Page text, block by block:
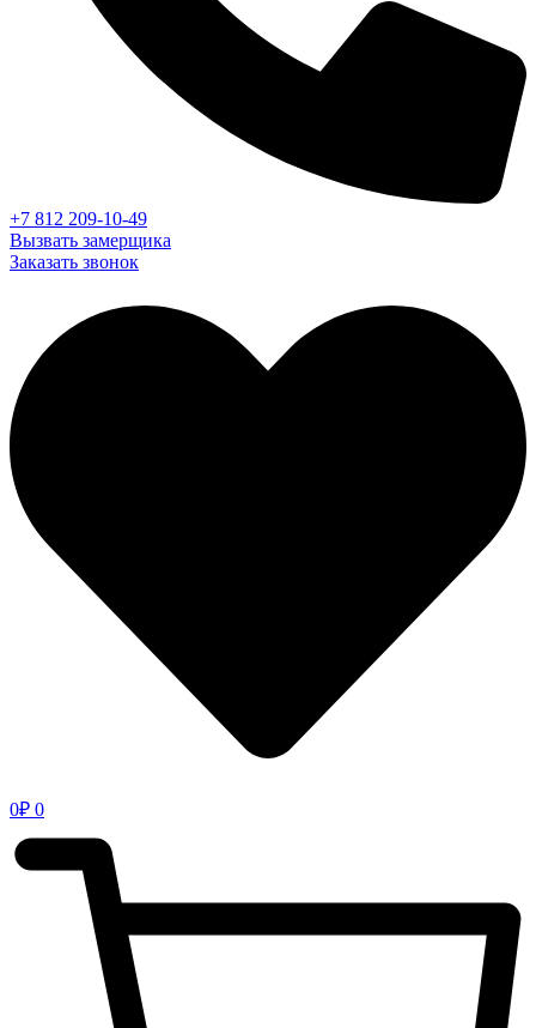
+7 812 209-10-49
Вызвать замерщика
Заказать звонок
0₽ 0